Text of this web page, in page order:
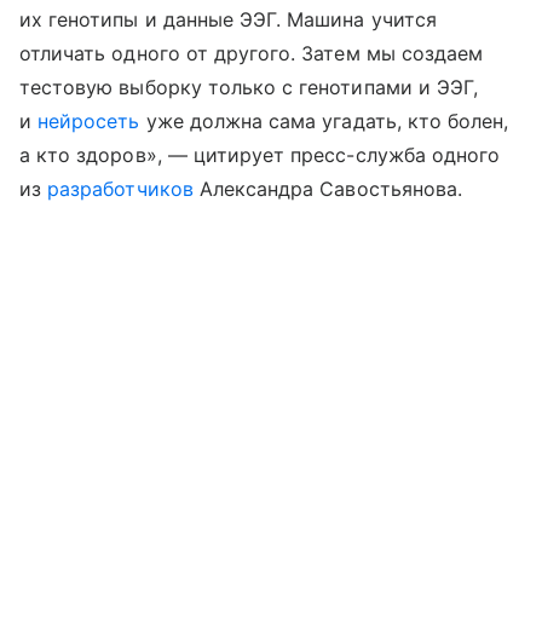
их генотипы и данные ЭЭГ. Машина учится
отличать одного от другого. Затем мы создаем
тестовую выборку только с генотипами и ЭЭГ,
и нейросеть уже должна сама угадать, кто болен,
а кто здоров», — цитирует пресс-служба одного
из разработчиковАлександра Савостьянова.